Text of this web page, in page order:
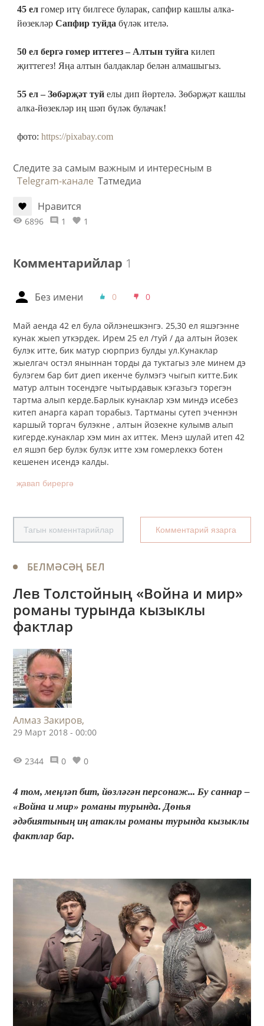
45 ел гомер итү билгесе буларак, сапфир кашлы алка-
йөзекләр Сапфир туйда бүләк ителә.
50 ел бергә гомер иттегез – Алтын туйга килеп
җиттегез! Яңа алтын балдаклар белән алмашыгыз.
55 ел – Зөбәрҗәт туй елы дип йөртелә. Зөбәрҗәт кашлы
алка-йөзекләр иң шәп бүләк булачак!
фото: https://pixabay.com
Следите за самым важным и интересным в
Telegram-канале Татмедиа
Нравится
6896 1 1
Комментарийлар 1
Без имени 0 0
Май аенда 42 ел була ойлэнешкэнгэ. 25,30 ел яшэгэнне
кунак жыеп уткэрдек. Ирем 25 ел /туй / да алтын йозек
булэк итте, бик матур сюрприз булды ул.Кунаклар
жыелгач остэл яныннан торды да туктагыз эле минем дэ
булэгем бар бит диеп икенче булмэгэ чыгып китте.Бик
матур алтын тосендэге чытырдавык кэгазьгэ торегэн
тартма алып керде.Барлык кунаклар хэм миндэ исебез
китеп анарга карап торабыз. Тартманы сутеп эченнэн
каршый торгач булэкне , алтын йозекне кулымв алып
кигерде.кунаклар хэм мин ах иттек. Менэ шулай итеп 42
ел яшэп бер булэк булэк итте хэм гомерлеккэ ботен
кешенен исендэ калды.
җавап бирергә
Тагын коменнтарийлар Комментарий язарга
БЕЛМӘСӘҢ БЕЛ
Лев Толстойның «Война и мир»
романы турында кызыклы
фактлар
Алмаз Закиров,
29 Март 2018 - 00:00
2344 0 0
4 том, меңләп бит, йөзләгән персонаж... Бу саннар –
«Война и мир» романы турында. Дөнья
әдәбиятының иң атаклы романы турында кызыклы
фактлар бар.